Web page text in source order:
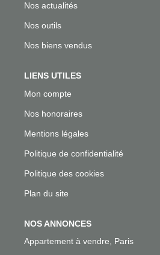
Nos actualités
Nos outils
Nos biens vendus
LIENS UTILES
Mon compte
Nos honoraires
Mentions légales
Politique de confidentialité
Politique des cookies
Plan du site
NOS ANNONCES
Appartement à vendre, Paris